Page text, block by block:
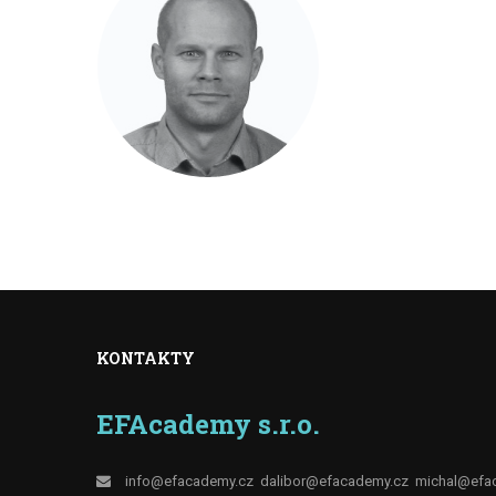
KONTAKTY
EFAcademy s.r.o.
info@efacademy.cz dalibor@efacademy.cz